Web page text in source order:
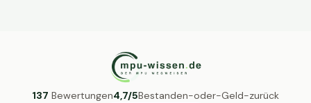
137 Bewertungen4,7/5Bestanden-oder-Geld-zurück